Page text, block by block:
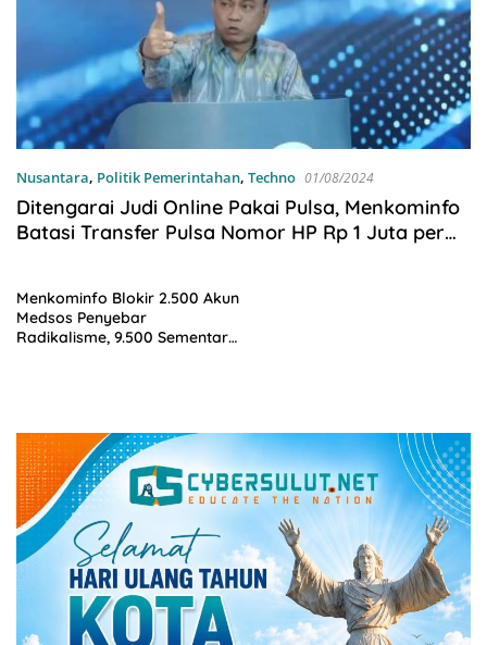
Nusantara, Politik Pemerintahan, Techno 01/08/2024
Ditengarai Judi Online Pakai Pulsa, Menkominfo
Batasi Transfer Pulsa Nomor HP Rp 1 Juta per
Menkominfo Blokir 2.500 Akun
Medsos Penyebar
Radikalisme, 9.500 Sementara